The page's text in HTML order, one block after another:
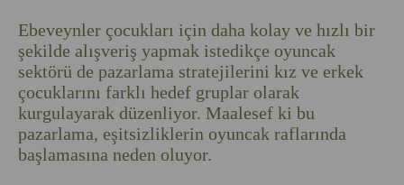
Ebeveynler çocukları için daha kolay ve hızlı bir
şekilde alışveriş yapmak istedikçe oyuncak
sektörü de pazarlama stratejilerini kız ve erkek
çocuklarını farklı hedef gruplar olarak
kurgulayarak düzenliyor. Maalesef ki bu
pazarlama, eşitsizliklerin oyuncak raflarında
başlamasına neden oluyor.